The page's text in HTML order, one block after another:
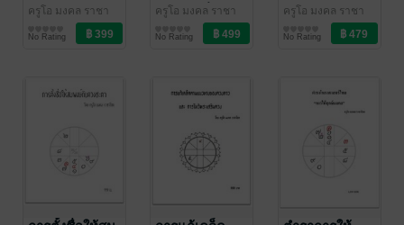
ดวงตัวอย่าง
ครูโอ มงคล ราชา
/ บุษกรจันทร์
ดวงพยากรณ์/ฮวง
จุ้ย/โหราศาสตร์
No Rating
ไทย ชุดที่ 3
ครูโอ มงคล ราชา
/ บุษกรจันทร์
ดวงพยากรณ์/ฮวง
จุ้ย/โหราศาสตร์
No Rating
ครูโอ มงคล ราชา
/ บุษกรจันทร์
ดวงพยากรณ์/ฮวง
จุ้ย/โหราศาสตร์
No Rating